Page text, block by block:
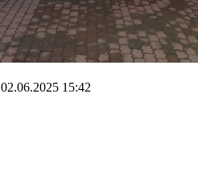
15:42